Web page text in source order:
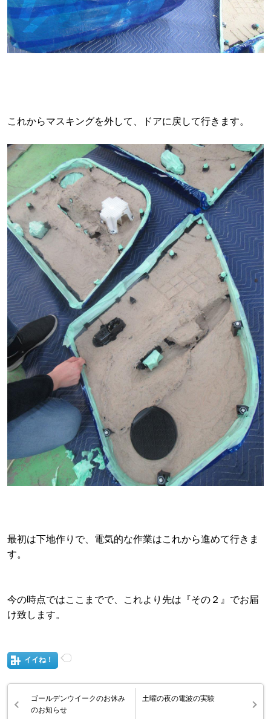
これからマスキングを外して、ドアに戻して行きます。
最初は下地作りで、電気的な作業はこれから進めて行きま
す。
今の時点ではここまでで、これより先は『その２』でお届
け致します。
イイね！
ゴールデンウイークのお休み
のお知らせ
土曜の夜の電波の実験